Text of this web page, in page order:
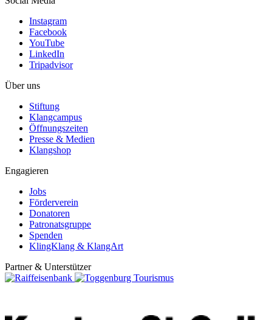
Instagram
Facebook
YouTube
LinkedIn
Tripadvisor
Über uns
Stiftung
Klangcampus
Öffnungszeiten
Presse & Medien
Klangshop
Engagieren
Jobs
Förderverein
Donatoren
Patronatsgruppe
Spenden
KlingKlang & KlangArt
Partner & Unterstützer